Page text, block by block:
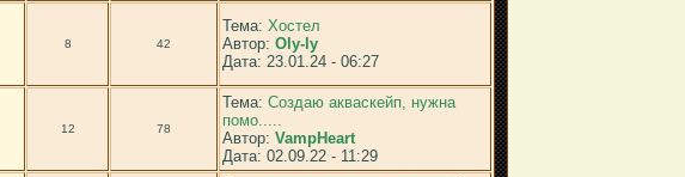
8 42
Тема: Хостел
Автор: Oly-ly
Дата: 23.01.24 - 06:27
12 78
Тема: Создаю акваскейп, нужна
помо.....
Автор: VampHeart
Дата: 02.09.22 - 11:29